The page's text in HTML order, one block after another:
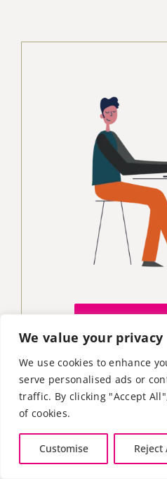
We value your privacy
We use cookies to enhance
serve personalised ads or
traffic. By clicking "Accept
of cookies.
Customise Reject